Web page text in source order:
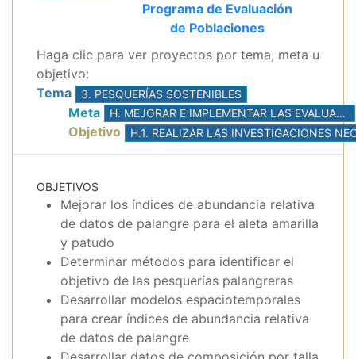
Programa de Evaluación
de Poblaciones
Haga clic para ver proyectos por tema, meta u
objetivo:
Tema
3. PESQUERÍAS SOSTENIBLES
Meta H. MEJORAR E IMPLEMENTAR LAS EVALUACIONES DE POBLACIONES, CON BASE EN LA MEJOR CIENCIA DISPONIBLE
Objetivo
OBJETIVOS
Mejorar los índices de abundancia relativa
de datos de palangre para el aleta amarilla
y patudo
Determinar métodos para identificar el
objetivo de las pesquerías palangreras
Desarrollar modelos espaciotemporales
para crear índices de abundancia relativa
de datos de palangre